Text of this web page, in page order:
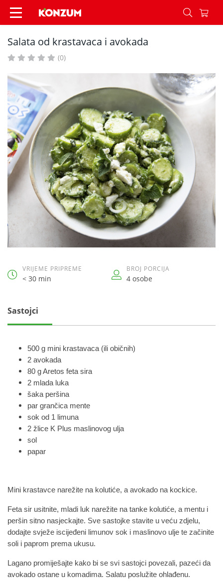
Salata od krastavaca i avokada - Recepti -
Salata od krastavaca i avokada
(0)
VRIJEME PRIPREME
< 30 min
BROJ PORCIJA
4 osobe
Sastojci
500 g mini krastavaca (ili običnih)
2 avokada
80 g Aretos feta sira
2 mlada luka
šaka peršina
par grančica mente
sok od 1 limuna
2 žlice K Plus maslinovog ulja
sol
papar
Mini krastavce narežite na kolutiće, a avokado na kockice.
Feta sir usitnite, mladi luk narežite na tanke kolutiće, a mentu i
peršin sitno nasjeckajte. Sve sastojke stavite u veću zdjelu,
dodajte svježe iscijeđeni limunov sok i maslinovo ulje te začinite
soli i paprom prema ukusu.
Lagano promiješajte kako bi se svi sastojci povezali, pazeći da
avokado ostane u komadima. Salatu poslužite ohlađenu.